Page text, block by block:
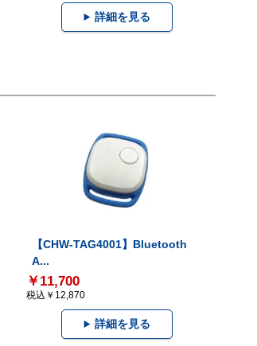
詳細を見る
【CHW-TAG4001】Bluetooth
A...
￥11,700
税込￥12,870
詳細を見る